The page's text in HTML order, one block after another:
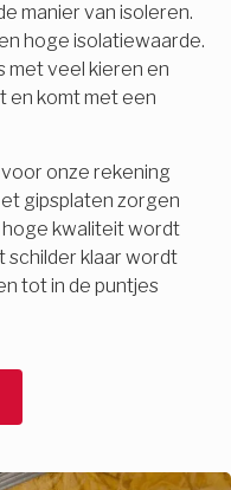
manier van isoleren.
hoge isolatiewaarde.
met veel kieren en
en komt met een
onze rekening
gipsplaten zorgen
kwaliteit wordt
schilder klaar wordt
tot in de puntjes